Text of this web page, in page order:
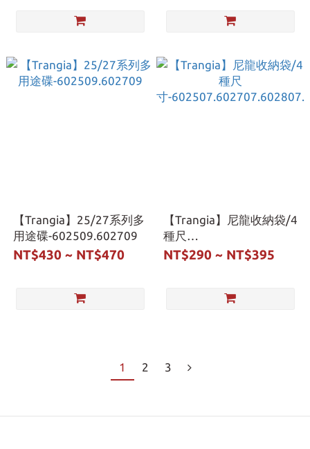
【Trangia】25/27系列多
用途碟-602509.602709
NT$430 ~ NT$470
【Trangia】尼龍收納袋/4
種尺
寸-
NT$290 ~ NT$395
1 2 3